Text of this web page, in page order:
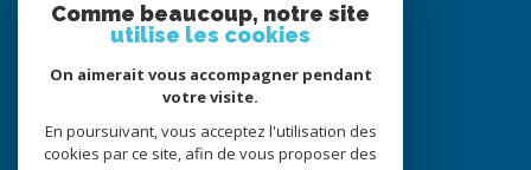
© 2022
Tous droits réservés
Traduction powered by Google
Nos honoraires
Plan du site
Comme beaucoup, notre site
utilise les cookies
On aimerait vous accompagner pendant
votre visite.
En poursuivant, vous acceptez l'utilisation des
cookies par ce site, afin de vous proposer des